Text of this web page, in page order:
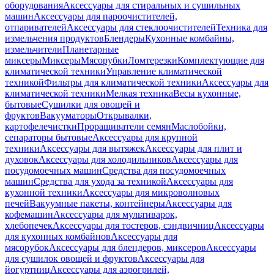
оборудованияАксессуары для стиральных и сушильных
машинАксессуары для пароочистителей,
отпаривателейАксессуары для стеклоочистителейТехника для
измельчения продуктовБлендерыКухонные комбайны,
измельчителиПланетарные
миксерыМиксерыМясорубкиЛомтерезкиКомплектующие для
климатической техникиУправление климатической
техникойФильтры для климатической техникиАксессуары для
климатической техникиМелкая техникаВесы кухонные,
бытовыеСушилки для овощей и
фруктовВакууматорыОткрывалки,
картофелечисткиПроращиватели семянМаслобойки,
сепараторы бытовыеАксессуары для крупной
техникиАксессуары для вытяжекАксессуары для плит и
духовокАксессуары для холодильниковАксессуары для
посудомоечных машинСредства для посудомоечных
машинСредства для ухода за техникойАксессуары для
кухонной техникиАксессуары для микроволновых
печейВакуумные пакеты, контейнерыАксессуары для
кофемашинАксессуары для мультиварок,
хлебопечекАксессуары для тостеров, сэндвичницАксессуары
для кухонных комбайновАксессуары для
мясорубокАксессуары для блендеров, миксеровАксессуары
для сушилок овощей и фруктовАксессуары для
йогуртницАксессуары для аэрогрилей,